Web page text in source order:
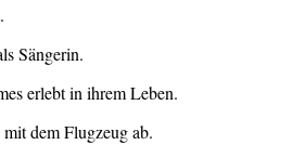
Sängerin.
erlebt in ihrem Leben.
dem Flugzeug ab.